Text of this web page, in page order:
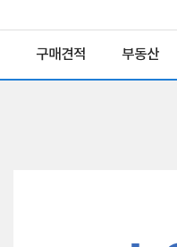
구매견적 부동산